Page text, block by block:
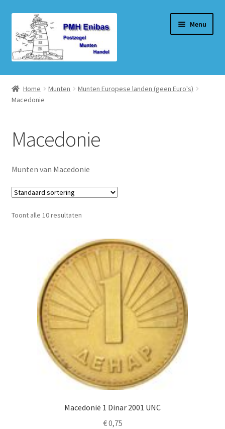
door
naar
navigatie
naar
de
inhoud
Menu
Home
Beurzen
Privacybeleid PMH Enibas
Home Munten
Munten Europese landen (geen Euro's)
Macedonie
Macedonie
Munten van Macedonie
Toont alle 10 resultaten
Macedonië 1 Dinar 2001 UNC
€0,75